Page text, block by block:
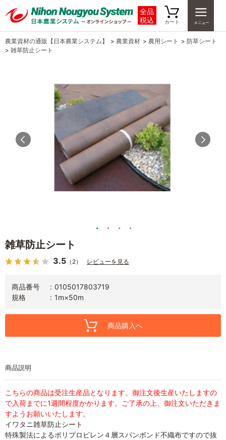
全品
税込
カート
農業資材の通販【日本農業システム】 > 農業資材 > 農用シート > 防草シート
> 雑草防止シート
雑草防止シート
3.5 （2） レビューを見る
商品番号
0105017803719
規格
1m×50m
商品購入へ
商品説明
こちらの商品は受注生産品となります。御注文後生産いたしますの
で入荷までに1週間程度かかります。ご了承の上、御注文いただきま
すようお願いいたします。
イワタニ雑草防止シート
特殊製法によるポリプロピレン４層スパンボンド不織布ですので抜